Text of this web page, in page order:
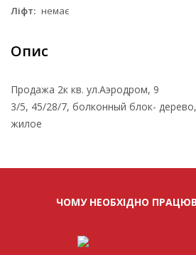
Ліфт: немає
Опис
Продажа 2к кв. ул.Аэродром, 9
3/5, 45/28/7, болконный блок-
жилое
ЧОМУ НЕОБХІДНО